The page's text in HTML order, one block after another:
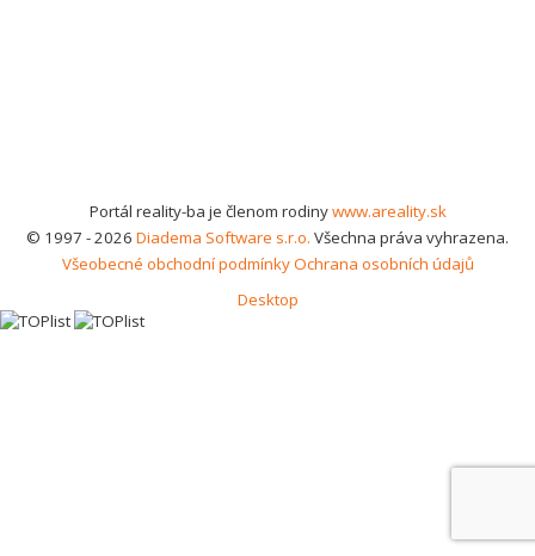
Portál reality-ba je členom rodinywww.areality.sk
© 1997 - 2026 Diadema Software s.r.o. Všechna práva vyhrazena.
Všeobecné obchodní podmínkyOchrana osobních údajů
Desktop